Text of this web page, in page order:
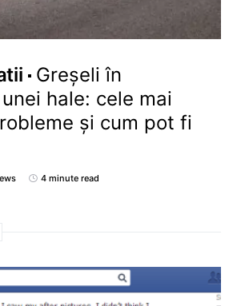
Greșeli în
hale: cele mai
și cum pot fi
4 minute read